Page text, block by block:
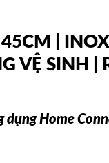
45CM |
VỆ SINH
Home